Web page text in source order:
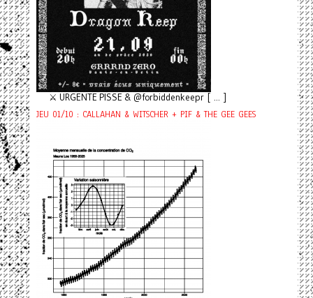
⚔️ URGENTE PISSE & @forbiddenkeepr [ ... ]
JEU 01/10 : CALLAHAN & WITSCHER + PIF & THE GEE GEES